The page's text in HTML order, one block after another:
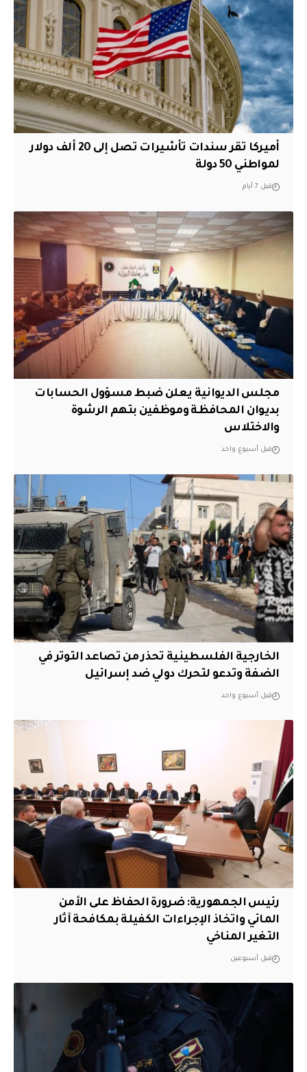
أميركا تقر سندات تأشيرات تصل إلى 20 ألف دولار
لمواطني 50 دولة
قبل 7 أيام
مجلس الديوانية يعلن ضبط مسؤول الحسابات
بديوان المحافظة وموظفين بتهم الرشوة
والاختلاس
قبل أسبوع واحد
الخارجية الفلسطينية تحذر من تصاعد التوتر في
الضفة وتدعو لتحرك دولي ضد إسرائيل
قبل أسبوع واحد
رئيس الجمهورية: ضرورة الحفاظ على الأمن
المائي واتخاذ الإجراءات الكفيلة بمكافحة آثار
التغير المناخي
قبل أسبوعين